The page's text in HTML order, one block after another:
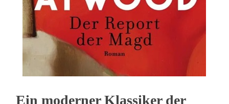
Ein moderner Klassiker der